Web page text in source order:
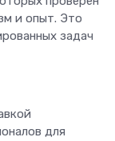
и опыт. Это
задач
для